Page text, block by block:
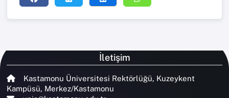
İletişim
Kastamonu Üniversitesi Rektörlüğü, Kuzeykent
Kampüsü, Merkez/Kastamonu